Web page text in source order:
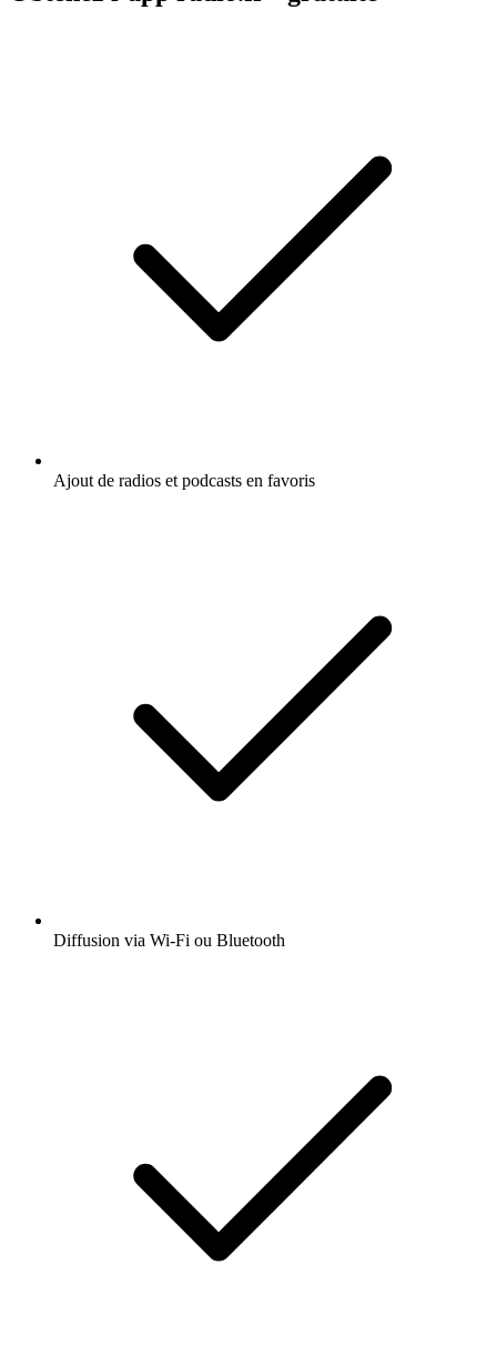
Ajout de radios et podcasts en favoris
Diffusion via Wi-Fi ou Bluetooth